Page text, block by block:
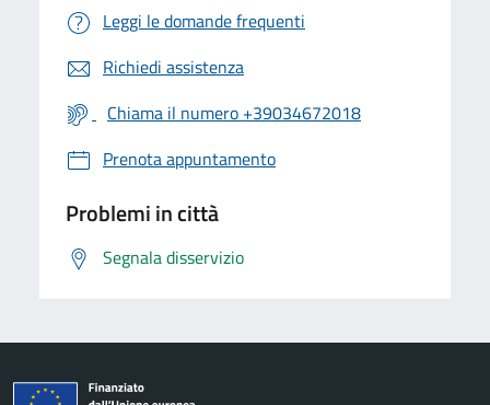
Leggi le domande frequenti
Richiedi assistenza
Chiama il numero +39034672018
Prenota appuntamento
Problemi in città
Segnala disservizio